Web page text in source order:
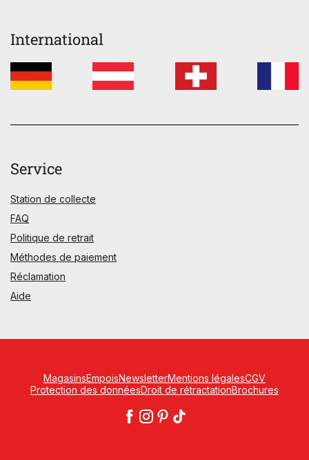
International
Service
Station de collecte
FAQ
Politique de retrait
Méthodes de paiement
Réclamation
Aide
MagasinsEmpoisNewsletterMentions légalesCGV
Protection des donnéesDroit de rétractationBrochures